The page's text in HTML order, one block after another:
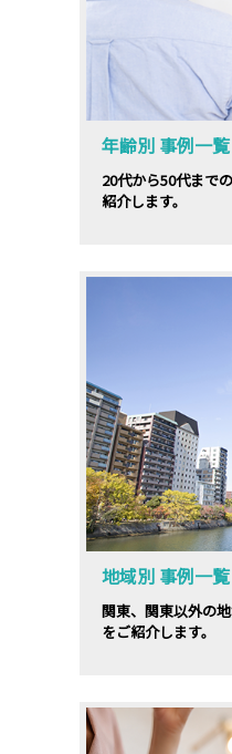
年齢別 事例一覧
20代から50代まで
紹介します。
地域別 事例一覧
関東、関東以外の
をご紹介します。